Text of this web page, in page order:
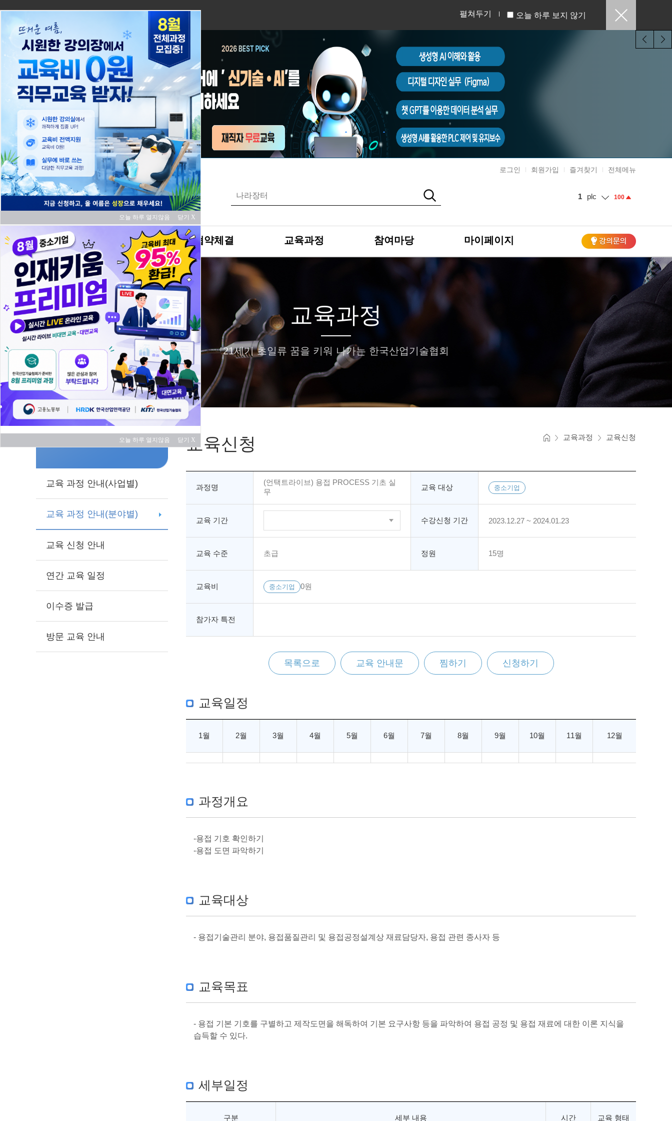
펼쳐두기 오늘 하루 보지 않기
로그인 회원가입 즐겨찾기 전체메뉴
1 plc 100
KITA소개 협약체결 교육과정 참여마당 마이페이지
교육과정
21세기 초일류 꿈을 키워 나가는 한국산업기술협회
교육 과정
교육 과정 안내(사업별)
교육 과정 안내(분야별)
교육 신청 안내
연간 교육 일정
이수증 발급
방문 교육 안내
교육신청 교육과정 교육신청
과정명
(언택트라이브) 용접 PROCESS 기초 실
무
교육 대상 중소기업
교육 기간 수강신청 기간 2023.12.27 ~ 2024.01.23
교육 수준 초급 정원 15명
교육비 중소기업 0원
참가자 특전
목록으로 교육 안내문 찜하기 신청하기
교육일정
1월 2월 3월 4월 5월 6월 7월 8월 9월 10월 11월 12월
과정개요
-용접 기호 확인하기
-용접 도면 파악하기
교육대상
- 용접기술관리 분야, 용접품질관리 및 용접공정설계상 재료담당자, 용접 관련 종사자 등
교육목표
- 용접 기본 기호를 구별하고 제작도면을 해독하여 기본 요구사항 등을 파악하여 용접 공정 및 용접 재료에 대한 이론 지식을
습득할 수 있다.
세부일정
구분 세부 내용 시간 교육 형태
오늘 하루 열지않음 닫기 X
오늘 하루 열지않음 닫기 X